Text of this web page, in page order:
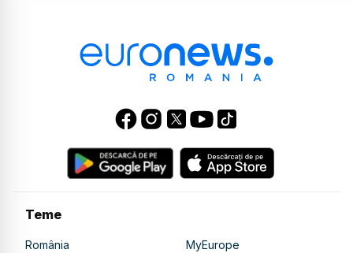
Teme
România
MyEurope